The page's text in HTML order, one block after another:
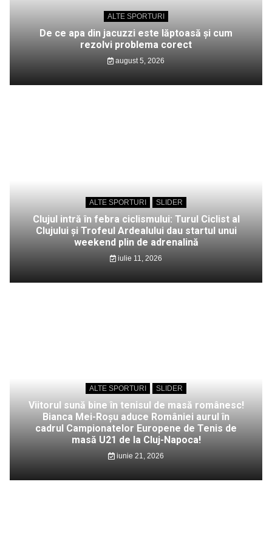
ALTE SPORTURI
De ce apa din jacuzzi este lăptoasă și cum
rezolvi problema corect
august 5, 2026
ALTE SPORTURI SLIDER
Clujul intră în febra ciclismului: Turul Ciclist al
Clujului și Trofeul Ardealului dau startul unui
weekend plin de adrenalină
iulie 11, 2026
ALTE SPORTURI SLIDER
Viitorul sună bine în tenisul de masă românesc!
Bianca Mei-Roșu aduce României aurul în
cadrul Campionatelor Europene de Tenis de
masă U21 de la Cluj-Napoca!
iunie 21, 2026